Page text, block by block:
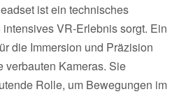
ist ein technisches
VR-Erlebnis sorgt. Ein
die Immersion und Präzision
verbauten Kameras. Sie
Rolle, um Bewegungen im